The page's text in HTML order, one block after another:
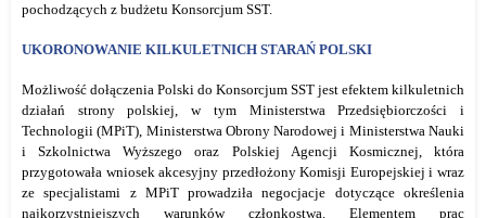
pochodzących z budżetu Konsorcjum SST.
UKORONOWANIE KILKULETNICH STARAŃ POLSKI
Możliwość dołączenia Polski do Konsorcjum SST jest efektem kilkuletnich
działań strony polskiej, w tym Ministerstwa Przedsiębiorczości i
Technologii (MPiT), Ministerstwa Obrony Narodowej i Ministerstwa Nauki
i Szkolnictwa Wyższego oraz Polskiej Agencji Kosmicznej, która
przygotowała wniosek akcesyjny przedłożony Komisji Europejskiej i wraz
ze specjalistami z MPiT prowadziła negocjacje dotyczące określenia
najkorzystniejszych warunków członkostwa. Elementem prac